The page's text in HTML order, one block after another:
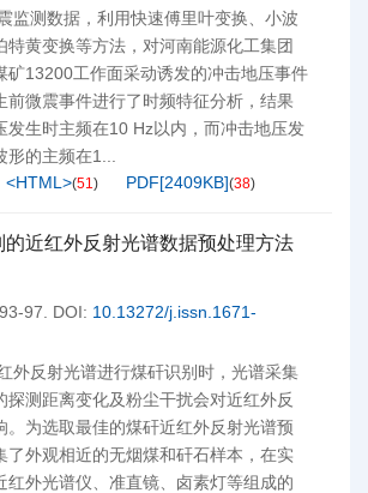
监测数据，利用快速傅里叶变换、小波
特黄变换等方法，对河南能源化工集团
矿13200工作面采动诱发的冲击地压事件
前微震事件进行了时频特征分析，结果
发生时主频在10 Hz以内，而冲击地压发
的主频在1...
<HTML>(51) PDF[2409KB](38)
的近红外反射光谱数据预处理方法
97.
DOI: 10.13272/j.issn.1671-
外反射光谱进行煤矸识别时，光谱采集
探测距离变化及粉尘干扰会对近红外反
。为选取最佳的煤矸近红外反射光谱预
了外观相近的无烟煤和矸石样本，在实
红外光谱仪、准直镜、卤素灯等组成的